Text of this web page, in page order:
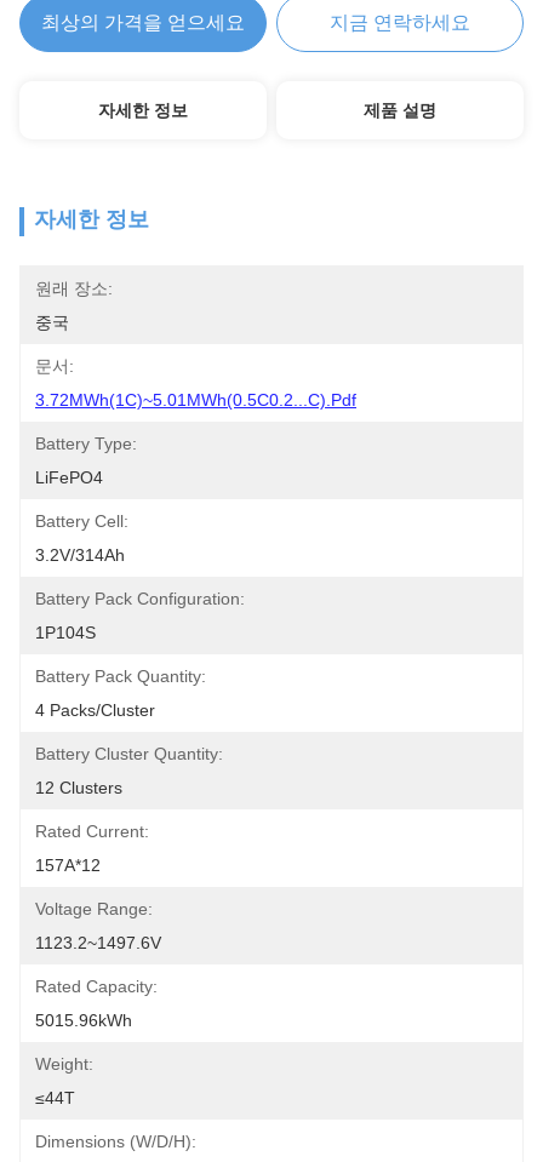
최상의 가격을 얻으세요 지금 연락하세요
자세한 정보 제품 설명
자세한 정보
원래 장소:
중국
문서:
3.72MWh(1C)~5.01MWh(0.5C0.2...C).pdf
Battery Type:
LiFePO4
Battery Cell:
3.2V/314Ah
Battery Pack Configuration:
1P104S
Battery Pack Quantity:
4 Packs/Cluster
Battery Cluster Quantity:
12 Clusters
Rated Current:
157A*12
Voltage Range:
1123.2~1497.6V
Rated Capacity:
5015.96kWh
Weight:
≤44T
Dimensions (W/D/H):